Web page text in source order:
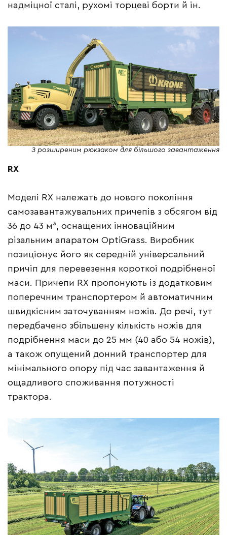
надміцної сталі, рухомі торцеві борти й ін.
З розширеним рюкзаком для більшого завантаження
RX
Моделі RX належать до нового покоління
самозавантажувальних причепів з обсягом від
36 до 43 м³, оснащених інноваційним
різальним апаратом OptiGrass. Виробник
позиціонує його як середній універсальний
причіп для перевезення короткої подрібненої
маси. Причепи RX пропонують із додатковим
поперечним транспортером й автоматичним
швидкісним заточуванням ножів. До речі, тут
передбачено збільшену кількість ножів для
подрібнення маси до 25 мм (40 або 54 ножів),
а також опущений донний транспортер для
мінімального опору під час завантаження й
ощадливого споживання потужності
трактора.